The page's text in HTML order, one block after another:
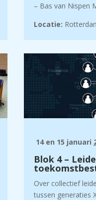
– Bas van Nispen
Locatie:
14 en 15 januari
Blok 4 –
Over collectief
tussen generaties